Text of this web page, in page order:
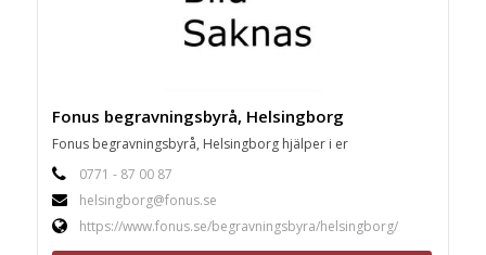
Fonus begravningsbyrå, Helsingborg
Fonus begravningsbyrå, Helsingborg hjälper i er
0771 - 87 00 87
helsingborg@fonus.se
https://www.fonus.se/begravningsbyra/helsingborg/